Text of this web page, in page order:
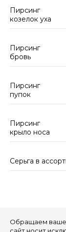
Пирсинг
козелок уха
Пирсинг
бровь
Пирсинг
пупок
Пирсинг
крыло носа
Серьга в
Обращаем ваше